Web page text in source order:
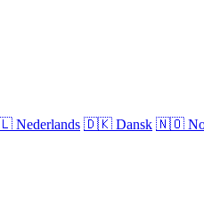
Nederlands 🇩🇰 Dansk 🇳🇴